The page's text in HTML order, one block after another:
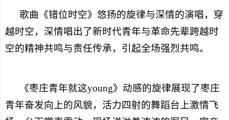
歌曲《错位时空》悠扬的旋律与深情的演唱，穿
越时空，深情唱出了新时代青年与革命先辈跨越时
空的精神共鸣与责任传承，引起全场强烈共鸣。
《枣庄青年就这young》动感的旋律展现了枣庄
青年奋发向上的风貌，活力四射的舞蹈台上激情飞